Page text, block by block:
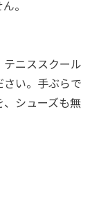
。
ニススクール
い。 手ぶらで
シューズも無